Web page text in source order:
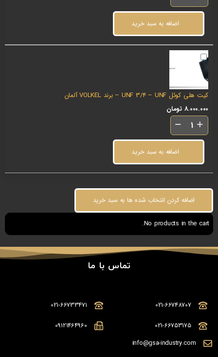
اضافه به سبد خرید
کیت هلی کوئل UNF 3/4 – UNF – برند VOLKEL آلمان
8.000.000 تومان
اضافه به سبد خرید
اضافه کردن انتخاب شده ها به سبد خرید
No products in the cart.
تماس با ما
021-66748707
021-66753175
021-66733471
09121464960
info@gsa-industry.com